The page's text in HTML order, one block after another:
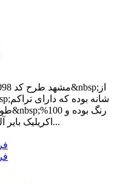
اکریلیک بایر آلمان می باشد. برای آگاهی از موجودی...